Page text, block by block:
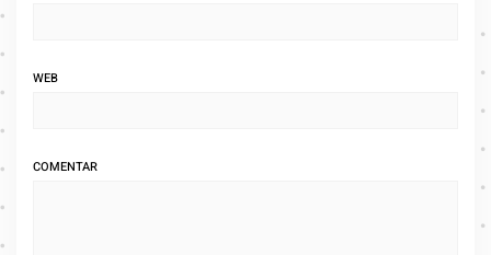
WEB
COMENTAR